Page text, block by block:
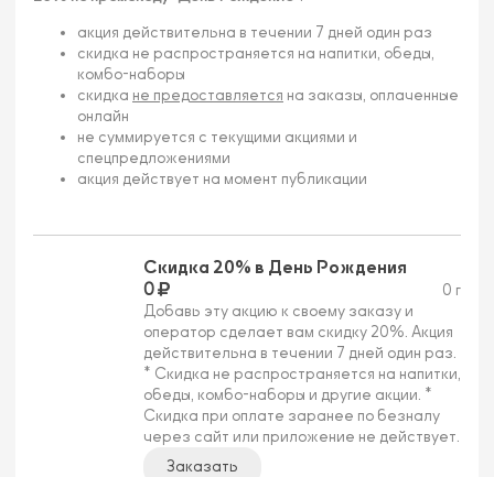
акция действительна в течении 7 дней один раз
скидка не распространяется на напитки, обеды,
комбо-наборы
скидка не предоставляется на заказы, оплаченные
онлайн
не суммируется с текущими акциями и
спецпредложениями
акция действует на момент публикации
Скидка 20% в День Рождения
0
0 г
Добавь эту акцию к своему заказу и
оператор сделает вам скидку 20%. Акция
действительна в течении 7 дней один раз.
* Скидка не распространяется на напитки,
обеды, комбо-наборы и другие акции. *
Скидка при оплате заранее по безналу
через сайт или приложение не действует.
Заказать